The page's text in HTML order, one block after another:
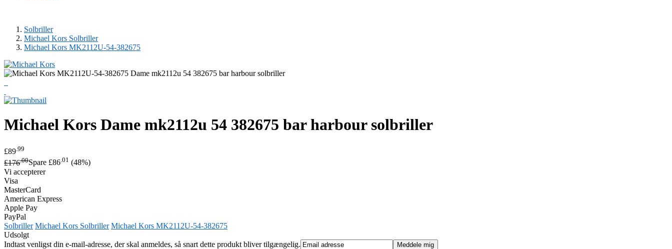
Solbriller
Michael Kors Solbriller
Michael Kors MK2112U-54-382675
Michael Kors Dame mk2112u 54 382675 bar harbour solbriller
£89 .99
£176.00Spare £86.01 (48%)
Vi accepterer
Visa
MasterCard
American Express
Apple Pay
PayPal
Solbriller Michael Kors Solbriller Michael Kors MK2112U-54-382675
Udsolgt
Indtast venligst din e-mail-adresse, der skal anmeldes, så snart dette produkt bliver tilgængelig.